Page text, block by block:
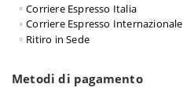
Corriere Espresso Italia
Corriere Espresso Internazionale
Ritiro in Sede
Metodi di pagamento